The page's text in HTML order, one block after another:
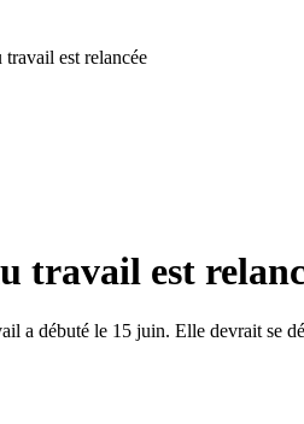
est relancée
travail est
a débuté le 15 juin. Elle devrait se